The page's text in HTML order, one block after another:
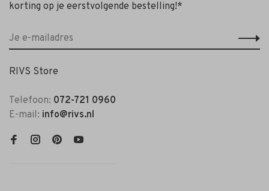
korting op je eerstvolgende bestelling!*
RIVS Store
Telefoon: 072-721 0960
E-mail: info@rivs.nl